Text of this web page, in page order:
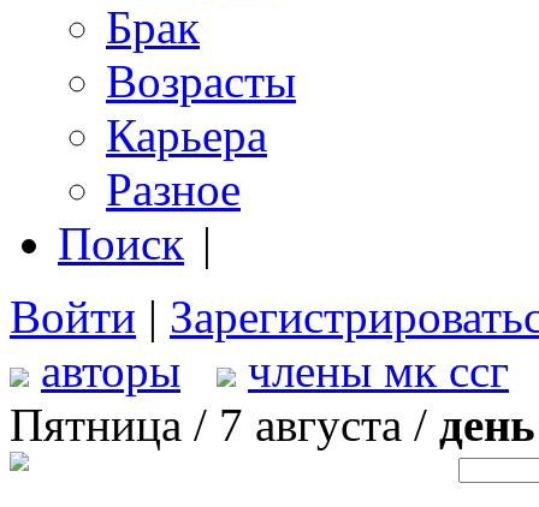
Брак
Возрасты
Карьера
Разное
Поиск |
Войти |
авторы
члены мк ссг
Пятница / 7 августа /